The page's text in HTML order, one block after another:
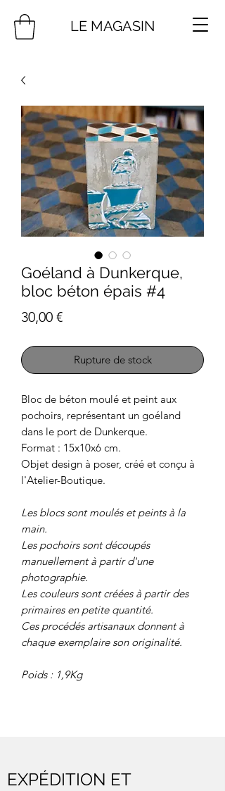
LE MAGASIN
Goéland à Dunkerque,
bloc béton épais #4
30,00 €Prix
Rupture de stock
Bloc de béton moulé et peint aux
pochoirs, représentant un goéland
dans le port de Dunkerque.
Format : 15x10x6 cm.
Objet design à poser, créé et conçu à
l'Atelier-Boutique.
Les blocs sont moulés et peints à la
main.
Les pochoirs sont découpés
manuellement à partir d'une
photographie.
Les couleurs sont créées à partir des
primaires en petite quantité.
Ces procédés artisanaux donnent à
chaque exemplaire son originalité.
Poids : 1,9Kg
EXPÉDITION ET